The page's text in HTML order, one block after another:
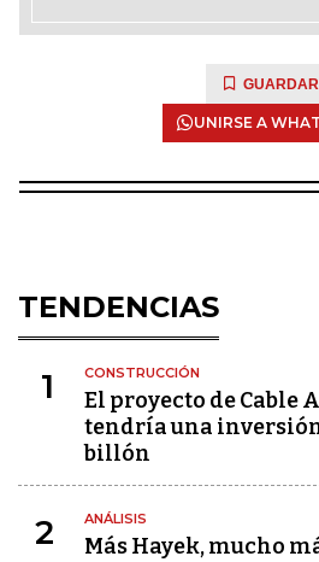
GUARDAR
UNIRSE A
TENDENCIAS
1 CONSTRUCCIÓN
El proyecto de Cable
tendría una inversión
billón
2 ANÁLISIS
Más Hayek, mucho